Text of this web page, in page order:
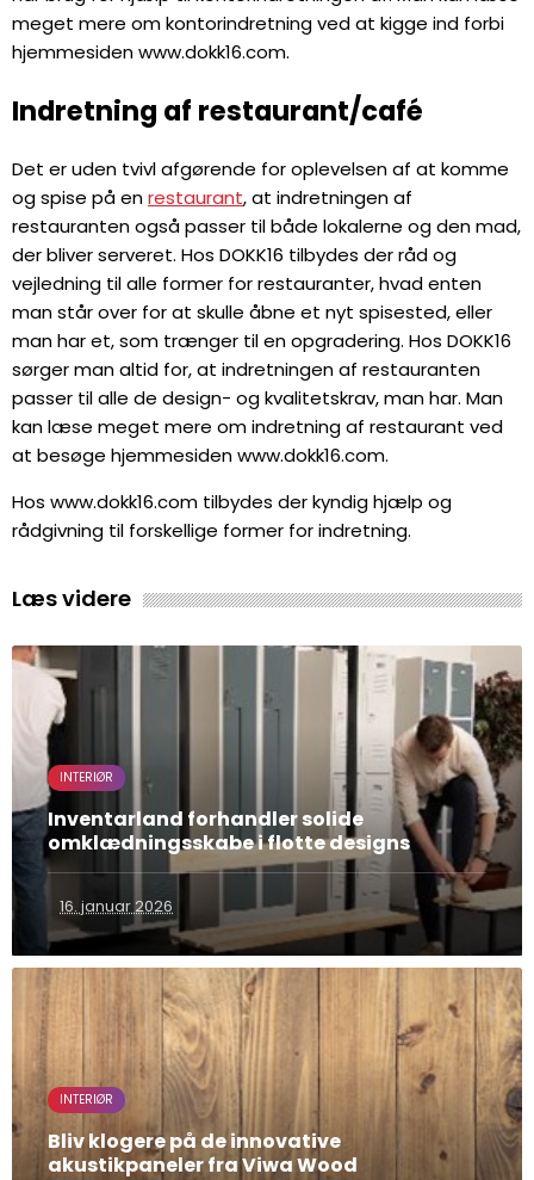
meget mere om kontorindretning ved at kigge ind forbi
hjemmesiden www.dokk16.com.
Indretning af restaurant/café
Det er uden tvivl afgørende for oplevelsen af at komme
og spise på enrestaurant, at indretningen af
restauranten også passer til både lokalerne og den mad,
der bliver serveret. Hos DOKK16 tilbydes der råd og
vejledning til alle former for restauranter, hvad enten
man står over for at skulle åbne et nyt spisested, eller
man har et, som trænger til en opgradering. Hos DOKK16
sørger man altid for, at indretningen af restauranten
passer til alle de design- og kvalitetskrav, man har. Man
kan læse meget mere om indretning af restaurant ved
at besøge hjemmesiden www.dokk16.com.
Hos www.dokk16.com tilbydes der kyndig hjælp og
rådgivning til forskellige former for indretning.
Læs videre
INTERIØR
Inventarland forhandler solide
omklædningsskabe i flotte designs
16. januar 2026
INTERIØR
Bliv klogere på de innovative
akustikpaneler fra Viwa Wood